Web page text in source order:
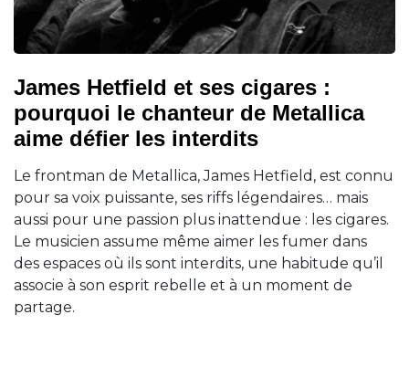
James Hetfield et ses cigares :
pourquoi le chanteur de Metallica
aime défier les interdits
Le frontman de Metallica, James Hetfield, est connu
pour sa voix puissante, ses riffs légendaires… mais
aussi pour une passion plus inattendue : les cigares.
Le musicien assume même aimer les fumer dans
des espaces où ils sont interdits, une habitude qu’il
associe à son esprit rebelle et à un moment de
partage.